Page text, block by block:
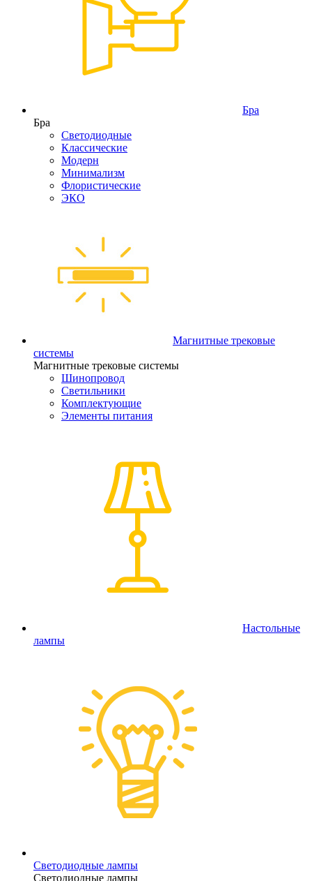
Бра
Бра
Светодиодные
Классические
Модерн
Минимализм
Флористические
ЭКО
Магнитные трековые
системы
Магнитные трековые системы
Шинопровод
Светильники
Комплектующие
Элементы питания
Настольные
лампы
Светодиодные лампы
Светодиодные лампы